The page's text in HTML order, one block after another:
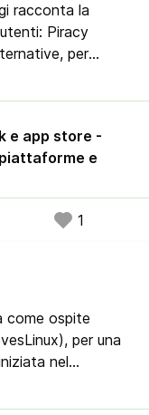
racconta la
Piracy
per
qualcuno prova
essere aperto.
e app store -
e
1
come ospite
per una
nel
Stefano e
specifiche